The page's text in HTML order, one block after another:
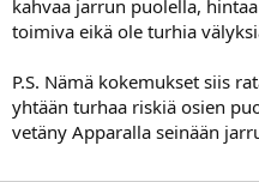
kahvaa jarrun puolella,
toimiva eikä ole turhia
P.S. Nämä kokemukset siis
yhtään turhaa riskiä osien
vetäny Apparalla seinään